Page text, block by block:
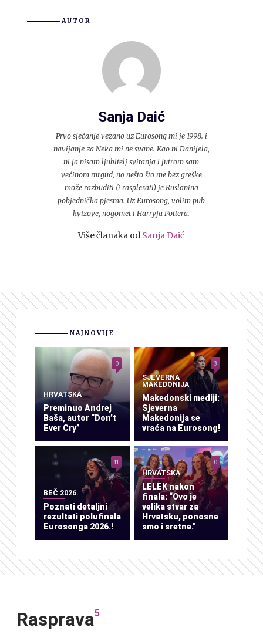
AUTOR
Sanja Daić
Prvo sjećanje vezano uz Eurosong mi je 1998. i
navijanje za Neka mi ne svane. Kao ni Danijela,
ni ja nisam ljubitelj svitanja i jutrom sam
većinom mrgud, no nešto što me bez greške
može razbuditi (i rasplesati) je Ruslanina
pobjednička pjesma. Uz Eurosong, volim pub
kvizove, nogomet i Harryja Pottera.
Više članaka od Sanja Daić
NAJNOVIJE
HRVATSKA
Preminuo Andrej
Baša, autor “Don’t
Ever Cry”
0
SJEVERNA
MAKEDONIJA
Makedonski mediji:
Sjeverna
Makedonija se
vraća na Eurosong!
3
BEČ 2026.
Poznati detaljni
rezultati polufinala
Eurosonga 2026.!
11
HRVATSKA
LELEK nakon
finala: “Ovo je
velika stvar za
Hrvatsku, ponosne
smo i sretne.”
0
Rasprava5